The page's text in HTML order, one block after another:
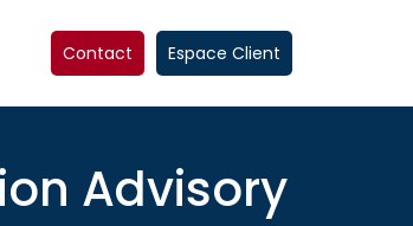
Contact Espace Client
Advisory